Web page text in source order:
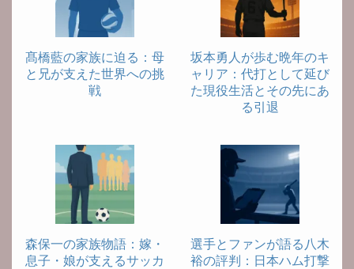
髙橋藍の家族に迫る：母
と兄が支えた世界への挑
戦
坂本勇人が歩む晩年のキ
ャリア：代打として延び
た現役生活とその先にあ
る引退
森保一の家族物語：嫁・
息子・娘が支えるサッカ
選手とファンが語る八木
裕の評判：日本ハム打撃